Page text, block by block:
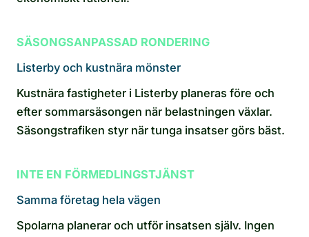
SÄSONGSANPASSAD RONDERING
Listerby och kustnära mönster
Kustnära fastigheter i Listerby planeras före och
efter sommarsäsongen när belastningen växlar.
Säsongstrafiken styr när tunga insatser görs bäst.
INTE EN FÖRMEDLINGSTJÄNST
Samma företag hela vägen
Spolarna planerar och utför insatsen själv. Ingen